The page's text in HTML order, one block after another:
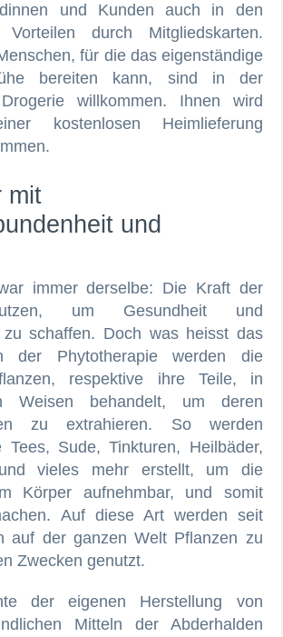
und Kunden auch in den
durch Mitgliedskarten.
für die das eigenständige
bereiten kann, sind in der
willkommen. Ihnen wird
kostenlosen Heimlieferung
mit
und
immer derselbe: Die Kraft der
um Gesundheit und
zu schaffen. Doch was heisst das
der Phytotherapie werden die
respektive ihre Teile, in
Weisen behandelt, um deren
zu extrahieren. So werden
Tees, Sude, Tinkturen, Heilbäder,
vieles mehr erstellt, um die
Körper aufnehmbar, und somit
Auf diese Art werden seit
auf der ganzen Welt Pflanzen zu
Zwecken genutzt.
der eigenen Herstellung von
Mitteln der Abderhalden